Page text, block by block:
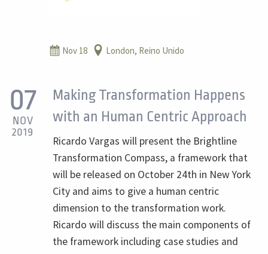
Nov 18 London, Reino Unido
07
NOV
2019
Making Transformation Happens
with an Human Centric Approach
Ricardo Vargas will present the Brightline
Transformation Compass, a framework that
will be released on October 24th in New York
City and aims to give a human centric
dimension to the transformation work.
Ricardo will discuss the main components of
the framework including case studies and